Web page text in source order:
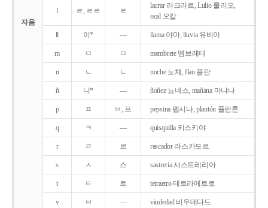
자음
l ㄹ, ㄹㄹ ㄹ
lacrar 라크라르, Lulio 룰리오,
ocal 오칼
ll 이* ― llama 야마, lluvia 유비아
m ㅁ ㅁ membrete 멤브레테
n ㄴ ㄴ noche 노체, flan 플란
ñ 니* ― ñoñez 뇨녜스, mañana 마냐나
p ㅍ ㅂ, 프 pepsina 펩시나, plantón 플란톤
q ㅋ ― quisquilla 키스키야
r ㄹ 르 rascador 라스카도르
s ㅅ 스 sastreria 사스트레리아
t ㅌ 트 tetraetro 테트라에트로
v ㅂ ― viudedad 비우데다드